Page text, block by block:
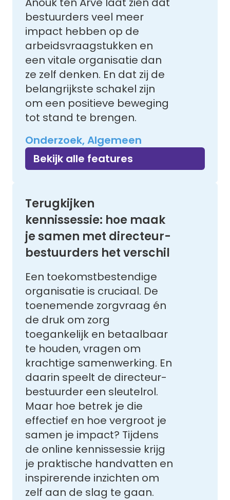
bestuurders veel meer
impact hebben op de
arbeidsvraagstukken en
een vitale organisatie dan
ze zelf denken. En dat zij de
belangrijkste schakel zijn
om een positieve beweging
tot stand te brengen.
Onderzoek, Algemeen
Bekijk alle features
Terugkijken
kennissessie: hoe maak
je samen met directeur-
bestuurders het verschil
Een toekomstbestendige
organisatie is cruciaal. De
toenemende zorgvraag én
de druk om zorg
toegankelijk en betaalbaar
te houden, vragen om
krachtige samenwerking. En
daarin speelt de directeur-
bestuurder een sleutelrol.
Maar hoe betrek je die
effectief en hoe vergroot je
samen je impact? Tijdens
de online kennissessie krijg
je praktische handvatten en
inspirerende inzichten om
zelf aan de slag te gaan.